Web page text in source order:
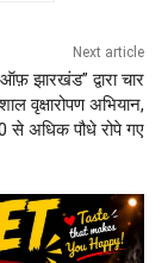
Next article
झारखंड” द्वारा चार
वृक्षारोपण अभियान,
से अधिक पौधे रोपे गए